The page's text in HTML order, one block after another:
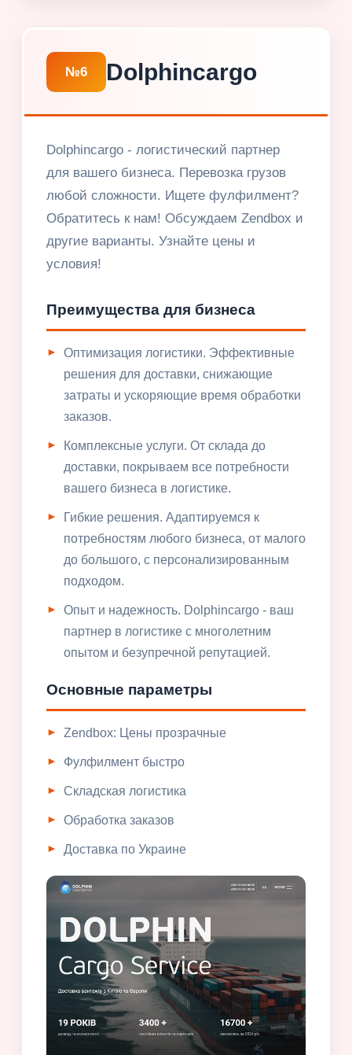
№6 Dolphincargo
Dolphincargo - логистический партнер
для вашего бизнеса. Перевозка грузов
любой сложности. Ищете фулфилмент?
Обратитесь к нам! Обсуждаем Zendbox и
другие варианты. Узнайте цены и
условия!
Преимущества для бизнеса
Оптимизация логистики. Эффективные
решения для доставки, снижающие
затраты и ускоряющие время обработки
заказов.
Комплексные услуги. От склада до
доставки, покрываем все потребности
вашего бизнеса в логистике.
Гибкие решения. Адаптируемся к
потребностям любого бизнеса, от малого
до большого, с персонализированным
подходом.
Опыт и надежность. Dolphincargo - ваш
партнер в логистике с многолетним
опытом и безупречной репутацией.
Основные параметры
Zendbox: Цены прозрачные
Фулфилмент быстро
Складская логистика
Обработка заказов
Доставка по Украине